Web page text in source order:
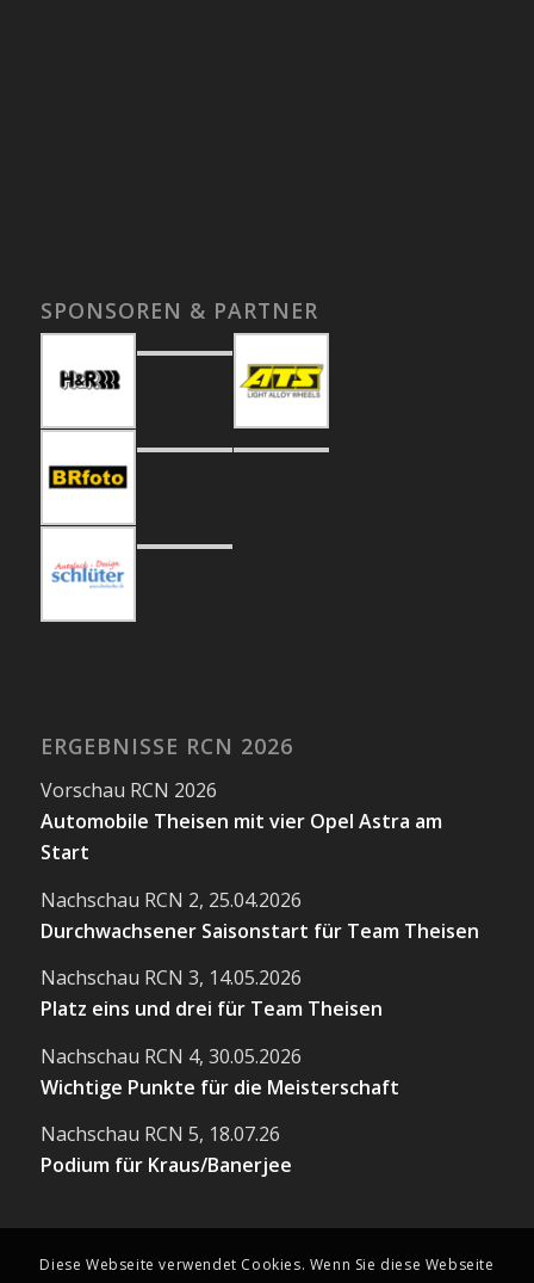
SPONSOREN & PARTNER
ERGEBNISSE RCN 2026
Vorschau RCN 2026
Automobile Theisen mit vier Opel Astra am
Start
Nachschau RCN 2, 25.04.2026
Durchwachsener Saisonstart für Team Theisen
Nachschau RCN 3, 14.05.2026
Platz eins und drei für Team Theisen
Nachschau RCN 4, 30.05.2026
Wichtige Punkte für die Meisterschaft
Nachschau RCN 5, 18.07.26
Podium für Kraus/Banerjee
Diese Webseite verwendet Cookies. Wenn Sie diese Webseite